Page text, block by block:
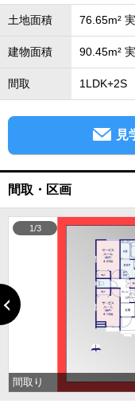
土地面積 76.65m²
建物面積 90.45m²
間取 1LDK+2S
見
間取・区画
間取り
1/3